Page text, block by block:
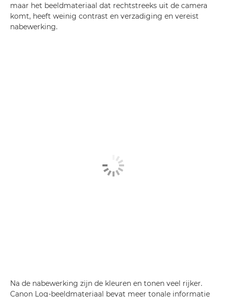
maar het beeldmateriaal dat rechtstreeks uit de camera
komt, heeft weinig contrast en verzadiging en vereist
nabewerking.
Na de nabewerking zijn de kleuren en tonen veel rijker.
Canon Log-beeldmateriaal bevat meer tonale informatie